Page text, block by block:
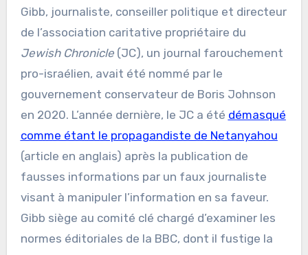
Gibb, journaliste, conseiller politique et directeur
de l’association caritative propriétaire du
Jewish Chronicle (JC), un journal farouchement
pro-israélien, avait été nommé par le
gouvernement conservateur de Boris Johnson
en 2020. L’année dernière, le JC a été démasqué
comme étant le propagandiste de Netanyahou
(article en anglais) après la publication de
fausses informations par un faux journaliste
visant à manipuler l’information en sa faveur.
Gibb siège au comité clé chargé d’examiner les
normes éditoriales de la BBC, dont il fustige la